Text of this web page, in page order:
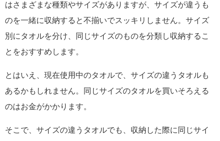
はさまざまな種類やサイズがありますが、サイズが違うも
のを一緒に収納すると不揃いでスッキリしません。サイズ
別にタオルを分け、同じサイズのものを分類し収納するこ
とをおすすめします。
とはいえ、現在使用中のタオルで、サイズの違うタオルも
あるかもしれません。同じサイズのタオルを買いそろえる
のはお金がかかります。
そこで、サイズの違うタオルでも、収納した際に同じサイ